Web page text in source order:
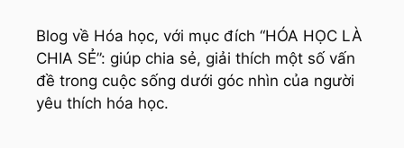
Blog về Hóa học, với mục đích “HÓA HỌC LÀ
CHIA SẺ”: giúp chia sẻ, giải thích một số vấn
đề trong cuộc sống dưới góc nhìn của người
yêu thích hóa học.